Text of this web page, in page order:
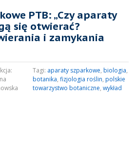
PTB: „Czy aparaty
się otwierać?
i zamykania
Tagi: aparaty szparkowe,biologia,
botanika,fizjologia roślin,polskie
towarzystwo botaniczne,wykład